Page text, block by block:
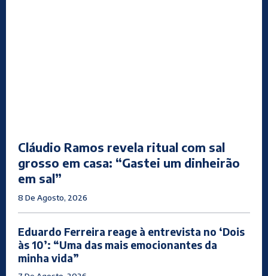
Cláudio Ramos revela ritual com sal
grosso em casa: “Gastei um dinheirão
em sal”
8 De Agosto, 2026
Eduardo Ferreira reage à entrevista no ‘Dois
às 10’: “Uma das mais emocionantes da
minha vida”